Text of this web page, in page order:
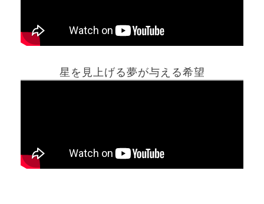
星を見上げる夢が与える希望
ホーム
最新記事動画